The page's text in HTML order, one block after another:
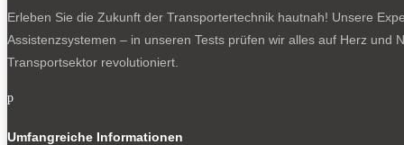
Erleben Sie die Zukunft der Transportertechnik hautnah! Unsere
Assistenzsystemen – in unseren Tests prüfen wir alles auf Herz und
Transportsektor revolutioniert.
p
Umfangreiche Informationen